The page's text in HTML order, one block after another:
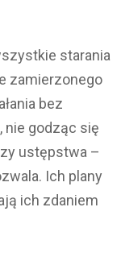
starania
zamierzonego
bez
nie godząc się
ustępstwa –
Ich plany
ich zdaniem